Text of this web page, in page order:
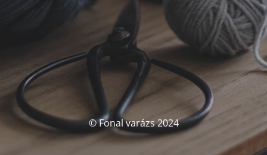
© Fonal varázs 2024